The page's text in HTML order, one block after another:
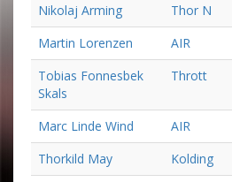
Nikolaj Arming Thor N
Martin Lorenzen
AIR
Tobias Fonnesbek
Skals
Thrott
Marc Linde Wind AIR
Thorkild May
Kolding